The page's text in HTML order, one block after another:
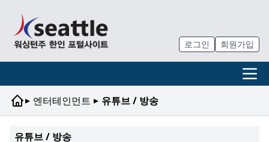
로그인 회원가입
▸ 엔터테인먼트 ▸ 유튜브 / 방송
유튜브 / 방송